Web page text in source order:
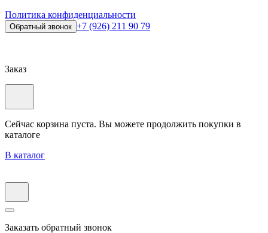
Политика конфиденциальности
Обратный звонок +7 (926) 211 90 79
Заказ
Сейчас корзина пуста. Вы можете продолжить покупки в
каталоге
В каталог
Заказать обратный звонок